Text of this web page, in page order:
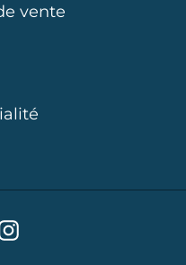
vente
Instagram